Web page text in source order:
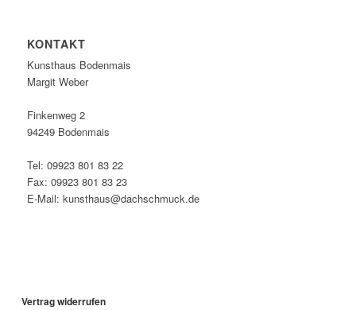
KONTAKT
Kunsthaus Bodenmais
Margit Weber
Finkenweg 2
94249 Bodenmais
Tel: 09923 801 83 22
Fax: 09923 801 83 23
E-Mail: kunsthaus@dachschmuck.de
Vertrag widerrufen